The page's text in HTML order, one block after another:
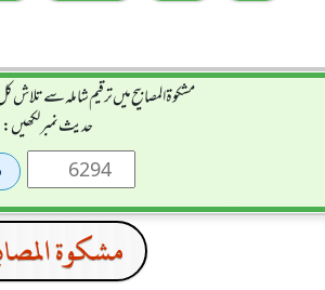
مشکوۃ المصابیح میں ترقیم شاملہ سے تلاش کل
حدیث نمبر لکھیں:
مشكوة